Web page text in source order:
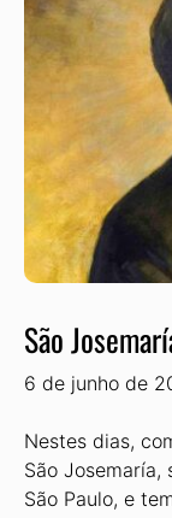
São
6 de junho de
Nestes dias,
São Josemaría,
São Paulo, e